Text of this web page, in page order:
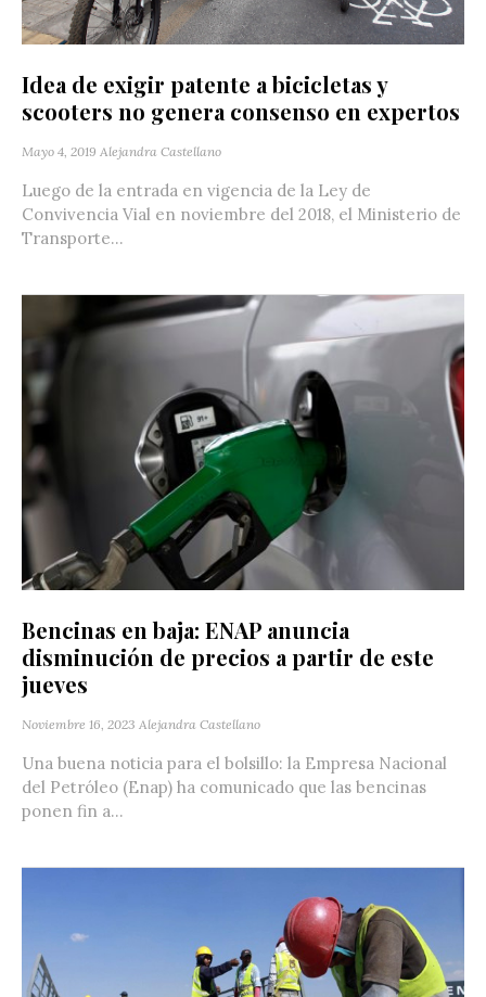
Idea de exigir patente a bicicletas y
scooters no genera consenso en expertos
Mayo 4, 2019 Alejandra Castellano
Luego de la entrada en vigencia de la Ley de
Convivencia Vial en noviembre del 2018, el Ministerio de
Transporte...
Bencinas en baja: ENAP anuncia
disminución de precios a partir de este
jueves
Noviembre 16, 2023 Alejandra Castellano
Una buena noticia para el bolsillo: la Empresa Nacional
del Petróleo (Enap) ha comunicado que las bencinas
ponen fin a...